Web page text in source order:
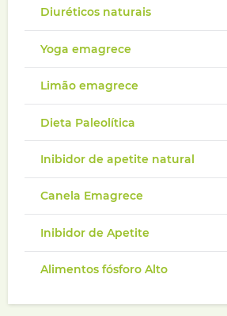
Diuréticos naturais
Yoga emagrece
Limão emagrece
Dieta Paleolítica
Inibidor de apetite natural
Canela Emagrece
Inibidor de Apetite
Alimentos fósforo Alto